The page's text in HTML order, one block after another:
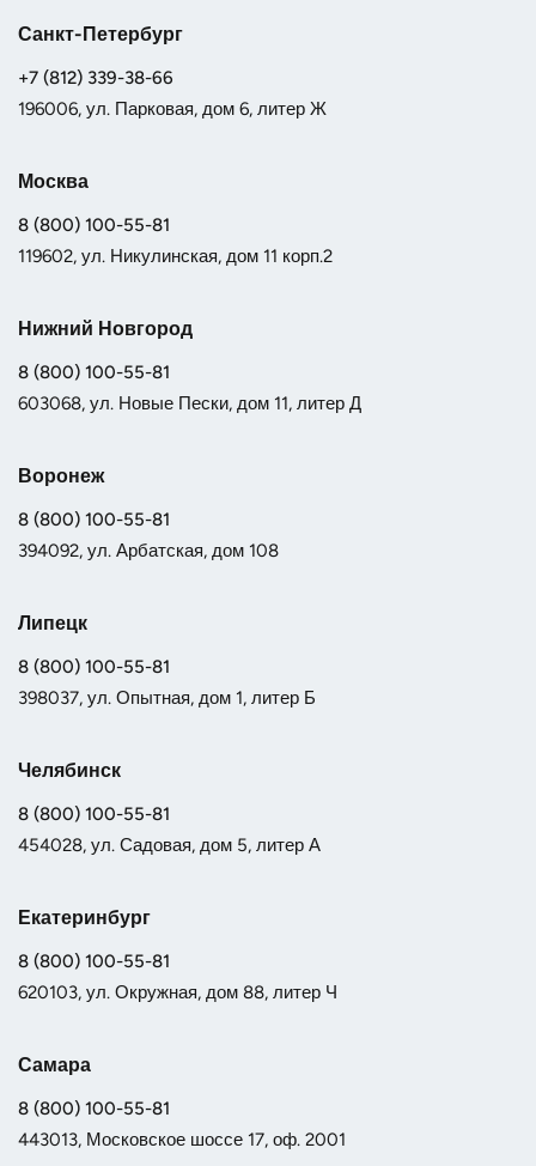
Санкт-Петербург
+7 (812) 339-38-66
196006, ул. Парковая, дом 6, литер Ж
Москва
8 (800) 100-55-81
119602, ул. Никулинская, дом 11 корп.2
Нижний Новгород
8 (800) 100-55-81
603068, ул. Новые Пески, дом 11, литер Д
Воронеж
8 (800) 100-55-81
394092, ул. Арбатская, дом 108
Липецк
8 (800) 100-55-81
398037, ул. Опытная, дом 1, литер Б
Челябинск
8 (800) 100-55-81
454028, ул. Садовая, дом 5, литер А
Екатеринбург
8 (800) 100-55-81
620103, ул. Окружная, дом 88, литер Ч
Самара
8 (800) 100-55-81
443013, Московское шоссе 17, оф. 2001